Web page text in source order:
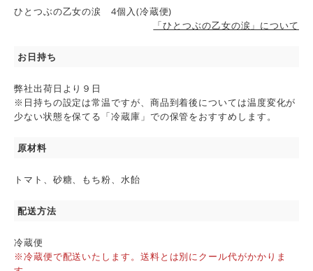
ひとつぶの乙女の涙 4個入(冷蔵便)
「ひとつぶの乙女の涙」について
お日持ち
弊社出荷日より９日
※日持ちの設定は常温ですが、商品到着後については温度変化が
少ない状態を保てる「冷蔵庫」での保管をおすすめします。
原材料
トマト、砂糖、もち粉、水飴
配送方法
冷蔵便
※冷蔵便で配送いたします。送料とは別にクール代がかかりま